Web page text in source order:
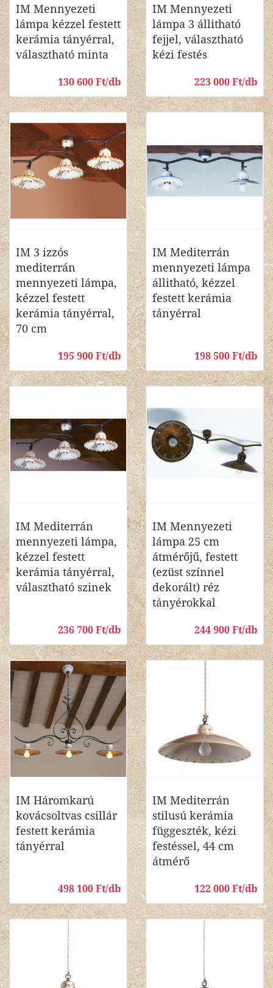
IM Mennyezeti
lámpa kézzel festett
kerámia tányérral,
választható minta
130 600 Ft/db
IM Mennyezeti
lámpa 3 állitható
fejjel, választható
kézi festés
223 000 Ft/db
IM 3 izzós
mediterrán
mennyezeti lámpa,
kézzel festett
kerámia tányérral,
70 cm
195 900 Ft/db
IM Mediterrán
mennyezeti lámpa
állitható, kézzel
festett kerámia
tányérral
198 500 Ft/db
IM Mediterrán
mennyezeti lámpa,
kézzel festett
kerámia tányérral,
választható szinek
236 700 Ft/db
IM Mennyezeti
lámpa 25 cm
átmérőjű, festett
(ezüst színnel
dekorált) réz
tányérokkal
244 900 Ft/db
IM Háromkarú
kovácsoltvas csillár
festett kerámia
tányérral
498 100 Ft/db
IM Mediterrán
stilusú kerámia
függeszték, kézi
festéssel, 44 cm
átmérő
122 000 Ft/db